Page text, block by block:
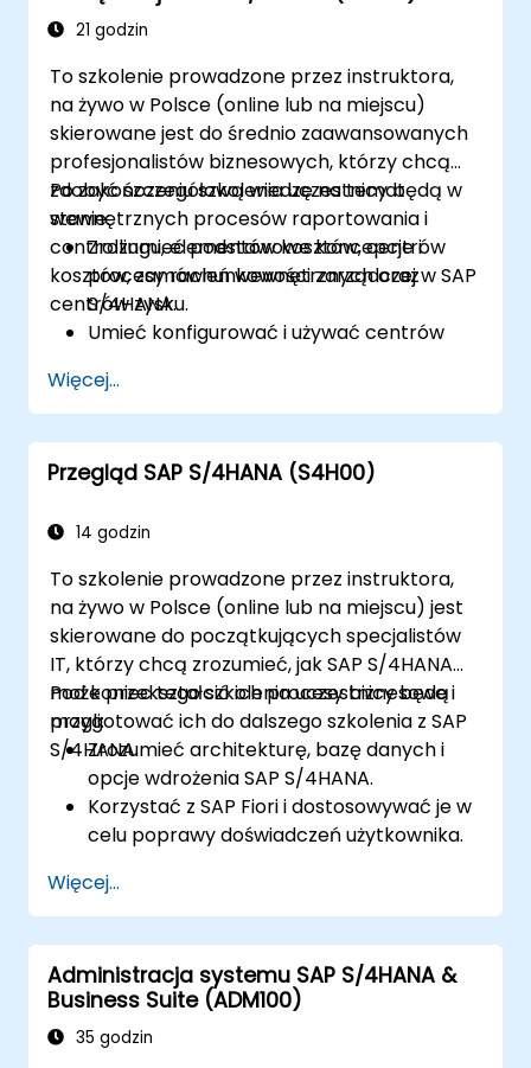
Zarządzać fakturowaniem.
analiz w SAP S/4HANA do monitorowania i
poprawy wyników sprzedaży,
wykorzystując standardowe raporty i KPI.
21 godzin
To szkolenie prowadzone przez instruktora,
na żywo w Polsce (online lub na miejscu)
skierowane jest do średnio zaawansowanych
profesjonalistów biznesowych, którzy chcą
zdobyć szczegółową wiedzę na temat
wewnętrznych procesów raportowania i
controllingu, elementów kosztów, centrów
kosztów, zamówień wewnętrznych oraz
centrów zysku.
Po zakończeniu szkolenia uczestnicy będą w
stanie:
Zrozumieć podstawowe koncepcje i
procesy rachunkowości zarządczej w SAP
S/4HANA.
Umieć konfigurować i używać centrów
centrów zysku oraz analizy rentowności.
Zdobyć biegłość w korzystaniu z aplikacji
SAP Fiori do raportowania finansowego i
zarządczego.
Więcej...
Przegląd SAP S/4HANA (S4H00)
14 godzin
To szkolenie prowadzone przez instruktora,
na żywo w Polsce (online lub na miejscu) jest
skierowane do początkujących specjalistów
IT, którzy chcą zrozumieć, jak SAP S/4HANA
może przekształcić ich procesy biznesowe i
przygotować ich do dalszego szkolenia z SAP
S/4HANA.
Pod koniec tego szkolenia uczestnicy będą
mogli:
Zrozumieć architekturę, bazę danych i
opcje wdrożenia SAP S/4HANA.
Korzystać z SAP Fiori i dostosowywać je w
celu poprawy doświadczeń użytkownika.
procesów w obszarach finansów, logistyki
i innych modułów.
Zrozumieć integrację, analitykę i przyszłe
innowacje wspierające wdrożenia SAP.
Więcej...
Administracja systemu SAP S/4HANA &
Business Suite (ADM100)
35 godzin